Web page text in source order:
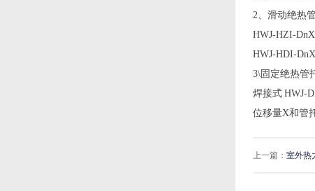
2、滑动绝热
HWJ-HZI-
HWJ-HDI-
3\固定绝热管
焊接式 HWJ-
位移量X和管
上一篇： 室外热